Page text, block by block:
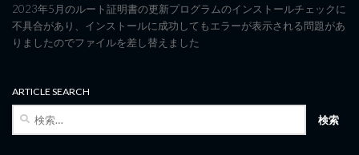
2023年5月のルート証明書の更新プログラムのインストールチェックに
不具合があり、インストールに成功してもエラーが表示される問題があ
りましたのでファイルを差し替えました
ARTICLE SEARCH
検